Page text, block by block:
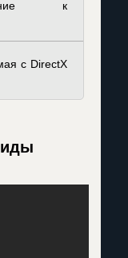
к
с DirectX